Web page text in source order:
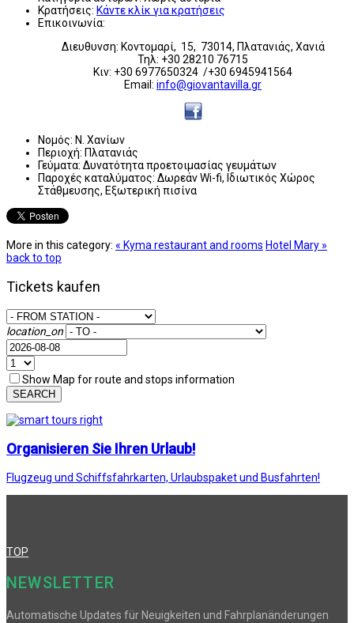
Κρατήσεις: Κάντε κλίκ για κρατήσεις
Επικοινωνία:
Διευθυνση: Κοντομαρί, 15, 73014, Πλατανιάς, Χανιά
Τηλ: +30 28210 76715
Κιν: +30 6977650324 /+30 6945941564
Εmail: info@giovantavilla.gr
Νομός: Ν. Χανίων
Περιοχή: Πλατανιάς
Γεύματα: Δυνατότητα προετοιμασίας γευμάτων
Παροχές καταλύματος: Δωρεάν Wi-fi, Ιδιωτικός Χώρος
Στάθμευσης, Εξωτερική πισίνα
More in this category: « Kyma restaurant and rooms Hotel Mary »
back to top
Tickets kaufen
location_on
Show Map for route and stops information
SEARCH
Organisieren Sie Ihren Urlaub!
Flugzeug und Schiffsfahrkarten, Urlaubspaket und Busfahrten!
TOP
NEWSLETTER
Automatische Updates für Neuigkeiten und Fahrplanänderungen